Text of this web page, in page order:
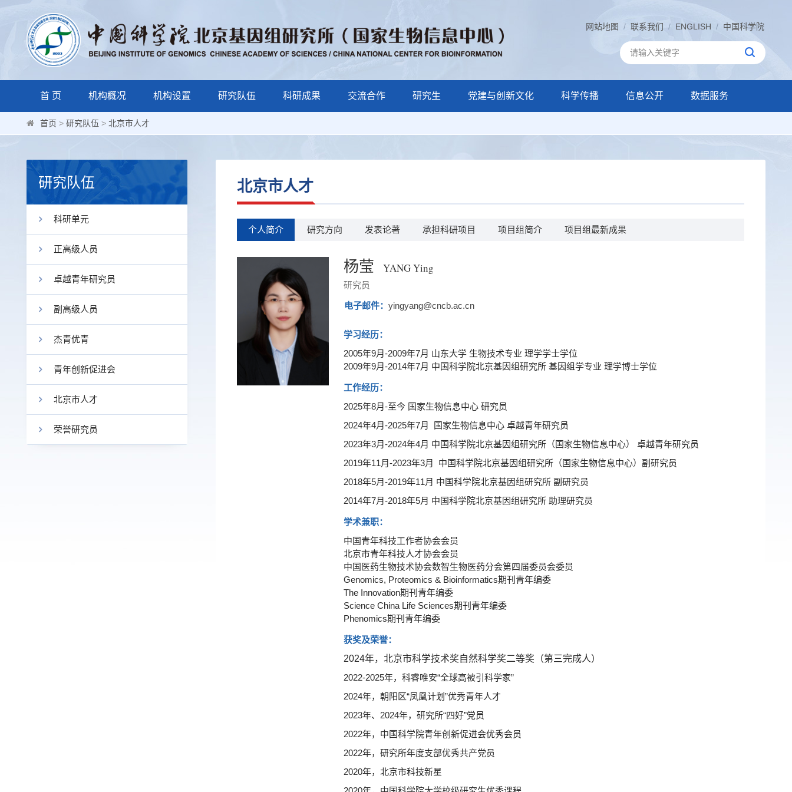
网站地图 / 联系我们 / ENGLISH / 中国科学院
首 页 机构概况 机构设置 研究队伍 科研成果 交流合作 研究生 党建与创新文化 科学传播 信息公开 数据服务
首页 > 研究队伍 > 北京市人才
研究队伍
科研单元
正高级人员
卓越青年研究员
副高级人员
杰青优青
青年创新促进会
北京市人才
荣誉研究员
北京市人才
个人简介 研究方向 发表论著 承担科研项目 项目组简介 项目组最新成果
杨莹 YANG Ying
研究员
电子邮件： yingyang@cncb.ac.cn
学习经历：
2005年9月-2009年7月 山东大学 生物技术专业 理学学士学位
2009年9月-2014年7月 中国科学院北京基因组研究所 基因组学专业 理学博士学位
工作经历：
2025年8月-至今 国家生物信息中心 研究员
2024年4月-2025年7月 国家生物信息中心 卓越青年研究员
2023年3月-2024年4月 中国科学院北京基因组研究所（国家生物信息中心） 卓越青年研究员
2019年11月-2023年3月 中国科学院北京基因组研究所 （国家生物信息中心） 副研究员
2018年5月-2019年11月 中国科学院北京基因组研究所 副研究员
2014年7月-2018年5月 中国科学院北京基因组研究所 助理研究员
学术兼职：
中国青年科技工作者协会会员
北京市青年科技人才协会会员
中国医药生物技术协会数智生物医药分会第四届委员会委员
Genomics, Proteomics & Bioinformatics期刊青年编委
The Innovation期刊青年编委
Science China Life Sciences期刊青年编委
Phenomics期刊青年编委
获奖及荣誉：
2024年，北京市科学技术奖自然科学奖二等奖（第三完成人）
2022-2025年，科睿唯安“全球高被引科学家”
2024年，朝阳区“凤凰计划”优秀青年人才
2023年、2024年，研究所“四好”党员
2022年，中国科学院青年创新促进会优秀会员
2022年，研究所年度支部优秀共产党员
2020年，北京市科技新星